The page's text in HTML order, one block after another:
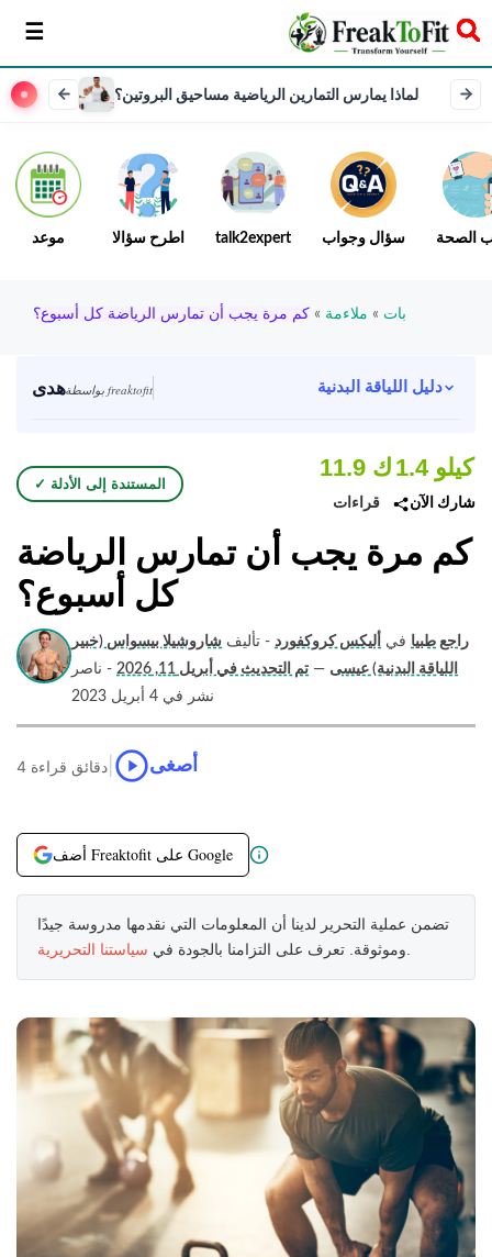
سخر
لماذا يمارس التمارين الرياضية مساحيق البروتين؟
موعد اطرح سؤالا talk2expert سؤال وجواب الصحة
بات » ملاءمة » كم مرة يجب أن تمارس الرياضة كل أسبوع؟
هدى بواسطة freaktofit دليل اللياقة البدنية
✓ المستندة إلى الأدلة
11.9 ك
قراءات
1.4 كيلو
شارك الآن
كم مرة يجب أن تمارس الرياضة
كل أسبوع؟
راجع طبيا في أليكس كروكفورد - تأليف شاروشيلا بيسواس (خبير
اللياقة البدنية) عيسى — تم التحديث في أبريل 11, 2026
- ناصر
نشر في 4 أبريل 2023
4 دقائق قراءة أصغى
أضف Freaktofit على Google
تضمن عملية التحرير لدينا أن المعلومات التي نقدمها مدروسة جيدًا
وموثوقة. تعرف على التزامنا بالجودة في سياستنا التحريرية